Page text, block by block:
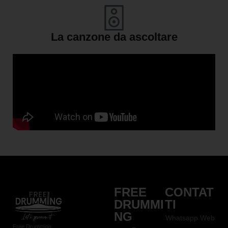
La canzone da ascoltare
Free Drumming
FREE
DRUMMI
NG
CONTAT
TI
Whatsapp Web